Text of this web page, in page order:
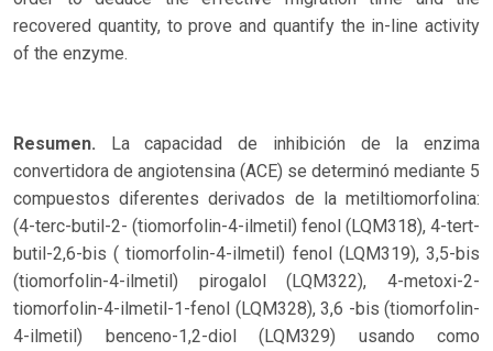
recovered quantity, to prove and quantify the in-line activity
of the enzyme.
Resumen. La capacidad de inhibición de la enzima
convertidora de angiotensina (ACE) se determinó mediante 5
compuestos diferentes derivados de la metiltiomorfolina:
(4-terc-butil-2- (tiomorfolin-4-ilmetil) fenol (LQM318), 4-tert-
butil-2,6-bis ( tiomorfolin-4-ilmetil) fenol (LQM319), 3,5-bis
(tiomorfolin-4-ilmetil) pirogalol (LQM322), 4-metoxi-2-
tiomorfolin-4-ilmetil-1-fenol (LQM328), 3,6 -bis (tiomorfolin-
4-ilmetil) benceno-1,2-diol (LQM329) usando como